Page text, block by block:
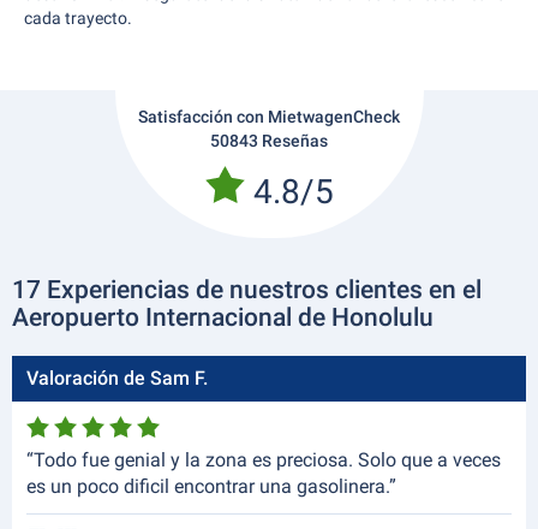
cada trayecto.
Satisfacción con MietwagenCheck
50843 Reseñas
4.8/5
17 Experiencias de nuestros clientes en el
Aeropuerto Internacional de Honolulu
Valoración de Sam F.
“Todo fue genial y la zona es preciosa. Solo que a veces
es un poco dificil encontrar una gasolinera.”